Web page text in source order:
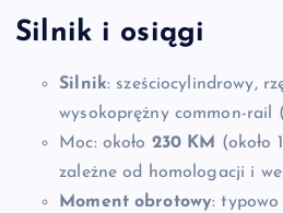
Silnik i osiągi
Silnik: sześciocylindrowy,
wysokoprężny common-rail
Moc: około 230 KM (około
zależne od homologacji i
Moment obrotowy: typowo